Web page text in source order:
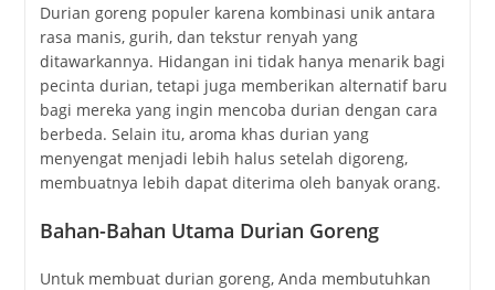
Durian goreng populer karena kombinasi unik antara
rasa manis, gurih, dan tekstur renyah yang
ditawarkannya. Hidangan ini tidak hanya menarik bagi
pecinta durian, tetapi juga memberikan alternatif baru
bagi mereka yang ingin mencoba durian dengan cara
berbeda. Selain itu, aroma khas durian yang
menyengat menjadi lebih halus setelah digoreng,
membuatnya lebih dapat diterima oleh banyak orang.
Bahan-Bahan Utama Durian Goreng
Untuk membuat durian goreng, Anda membutuhkan